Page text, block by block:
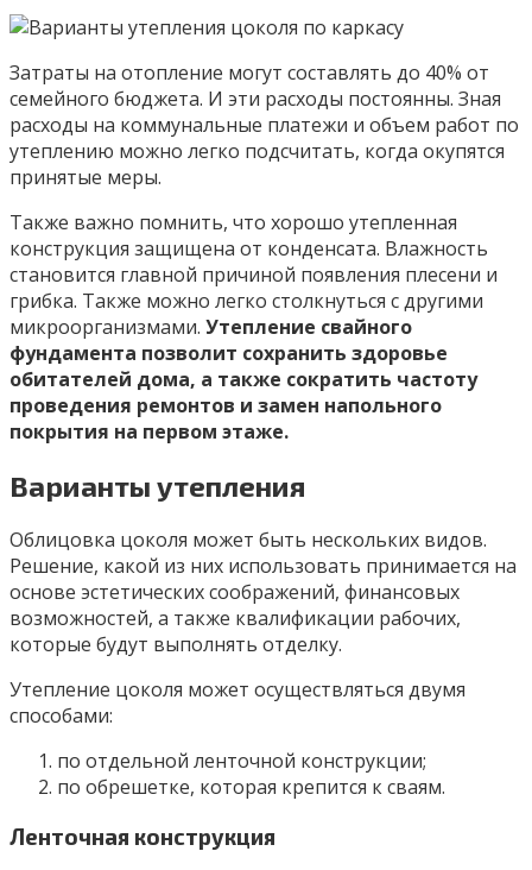
Затраты на отопление могут составлять до 40% от
семейного бюджета. И эти расходы постоянны. Зная
расходы на коммунальные платежи и объем работ по
утеплению можно легко подсчитать, когда окупятся
принятые меры.
Также важно помнить, что хорошо утепленная
конструкция защищена от конденсата. Влажность
становится главной причиной появления плесени и
грибка. Также можно легко столкнуться с другими
микроорганизмами. Утепление свайного
фундамента позволит сохранить здоровье
обитателей дома, а также сократить частоту
проведения ремонтов и замен напольного
покрытия на первом этаже.
Варианты утепления
Облицовка цоколя может быть нескольких видов.
Решение, какой из них использовать принимается на
основе эстетических соображений, финансовых
возможностей, а также квалификации рабочих,
которые будут выполнять отделку.
Утепление цоколя может осуществляться двумя
способами:
по отдельной ленточной конструкции;
по обрешетке, которая крепится к сваям.
Ленточная конструкция